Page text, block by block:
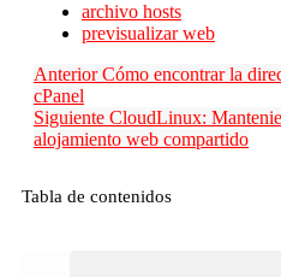
archivo hosts
previsualizar web
AnteriorCómo encontrar la
cPanel
Siguiente CloudLinux:
alojamiento web compartido
Tabla de contenidos